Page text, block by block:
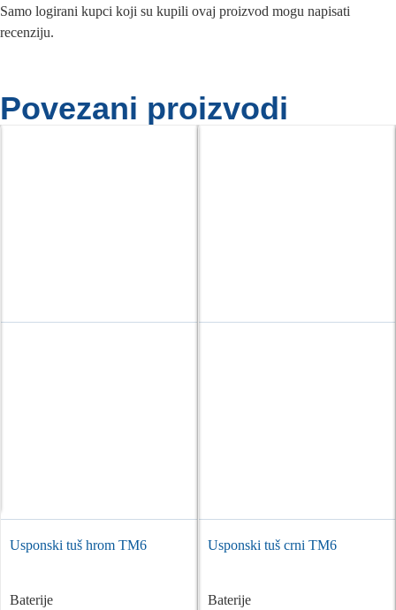
Samo logirani kupci koji su kupili ovaj proizvod mogu napisati
recenziju.
Povezani proizvodi
Usponski tuš hrom TM6
Baterije
Usponski tuš crni TM6
Baterije